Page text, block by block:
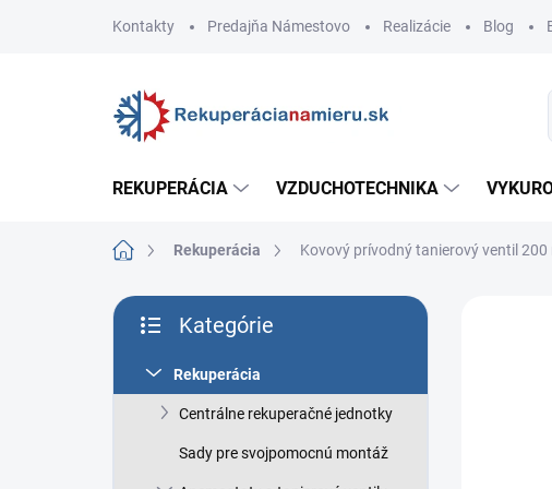
Kontakty Predajňa Námestovo Realizácie Blog
REKUPERÁCIA VZDUCHOTECHNIKA
DomovRekuperácia Kovový prívodný tanierový ventil 200
B
ý
Kategórie
Rekuperácia
Centrálne rekuperačné jednotky
Sady pre svojpomocnú montáž